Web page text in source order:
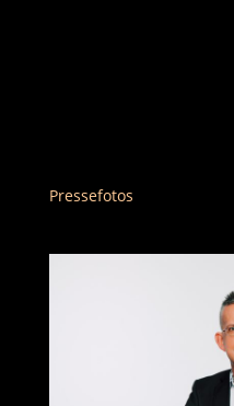
Pressefotos